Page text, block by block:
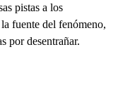
pistas a los
fuente del fenómeno,
por desentrañar.